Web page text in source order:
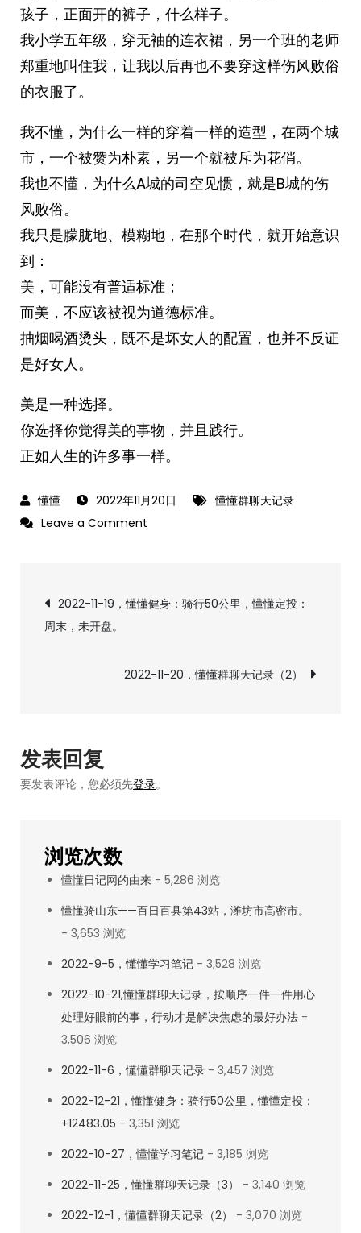
孩子，正面开的裤子，什么样子。
我小学五年级，穿无袖的连衣裙，另一个班的老师
郑重地叫住我，让我以后再也不要穿这样伤风败俗
的衣服了。
我不懂，为什么一样的穿着一样的造型，在两个城
市，一个被赞为朴素，另一个就被斥为花俏。
我也不懂，为什么A城的司空见惯，就是B城的伤
风败俗。
我只是朦胧地、模糊地，在那个时代，就开始意识
到：
美，可能没有普适标准；
而美，不应该被视为道德标准。
抽烟喝酒烫头，既不是坏女人的配置，也并不反证
是好女人。
美是一种选择。
你选择你觉得美的事物，并且践行。
正如人生的许多事一样。
2022年11月20日
懂懂群聊天记录
Leave a Comment
懂
聊
文
章
2022-11-19，懂懂健身：骑行50公里，懂懂定投：
周末，未开盘。
2022-11-20，懂懂群聊天记录（2）
发表回复
要发表评论，您必须先登录。
浏览次数
懂懂日记网的由来 - 5,286 浏览
懂懂骑山东——百日百县第43站，潍坊市高密市。
- 3,653 浏览
2022-9-5，懂懂学习笔记 - 3,528 浏览
2022-10-21,懂懂群聊天记录，按顺序一件一件用心
处理好眼前的事，行动才是解决焦虑的最好办法 -
3,506 浏览
2022-11-6，懂懂群聊天记录 - 3,457 浏览
2022-12-21，懂懂健身：骑行50公里，懂懂定投：
+12483.05 - 3,351 浏览
2022-10-27，懂懂学习笔记 - 3,185 浏览
2022-11-25，懂懂群聊天记录（3）
- 3,140 浏览
2022-12-1，懂懂群聊天记录（2）
- 3,070 浏览